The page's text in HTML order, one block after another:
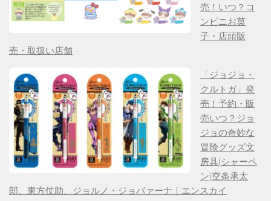
売！いつ？コ
ンビニお菓
子・店頭販
売・取扱い店舗
「ジョジョ・
クルトガ」発
売！予約・販
売いつ？ジョ
ジョの奇妙な
冒険グッズ文
房具(シャーペ
ン)空条承太
郎、東方仗助、ジョルノ・ジョバァーナ｜エンスカイ